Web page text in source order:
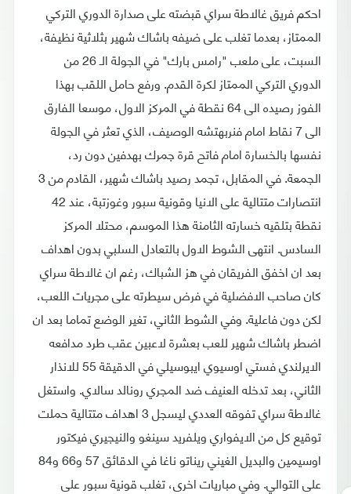
احكم فريق غالاطة سراي قبضته على صدارة الدوري التركي
الممتاز، بعدما تغلب على ضيفه باشاك شهير بثلاثية نظيفة،
السبت، على ملعب "رامس بارك" في الجولة الـ 26 من
الدوري التركي الممتاز لكرة القدم. ورفع حامل اللقب بهذا
الفوز رصيده الى 64 نقطة في المركز الاول، موسعا الفارق
الى 7 نقاط امام فنربهتشه الوصيف، الذي تعثر في الجولة
نفسها بالخسارة امام فاتح قرة جمرك بهدفين دون رد،
الجمعة. في المقابل، تجمد رصيد باشاك شهير، القادم من 3
انتصارات متتالية على الانيا وقونية سبور وغوزتبة، عند 42
نقطة بتلقيه خسارته الثامنة هذا الموسم، محتلا المركز
السادس. انتهى الشوط الاول بالتعادل السلبي بدون اهداف
بعد ان اخفق الفريقان في هز الشباك، رغم ان غالاطة سراي
كان صاحب الافضلية في فرض سيطرته على مجريات اللعب،
لكن دون فاعلية. وفي الشوط الثاني، تغير الوضع تماما بعد ان
اضطر باشاك شهير للعب بعشرة لاعبين عقب طرد مدافعه
الايرلندي فستي اوسيوي ايبوسيلي في الدقيقة 55 للانذار
الثاني، بعد تدخله العنيف ضد المجري رونالد سالاي. واستغل
غالاطة سراي تفوقه العددي ليسجل 3 اهداف متتالية حملت
توقيع كل من الايفواري ويلفريد سينغو والنيجيري فيكتور
اوسيمين والبديل الغيني ريناتو ناغا في الدقائق 57 و66 و84
على التوالي. وفي مباريات اخرى، تغلب قونية سبور على